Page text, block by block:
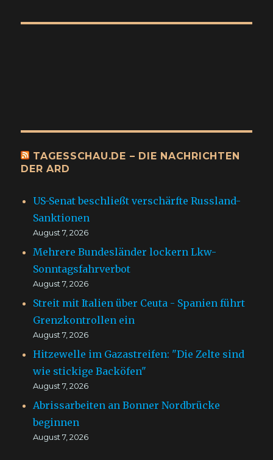
TAGESSCHAU.DE – DIE NACHRICHTEN
DER ARD
US-Senat beschließt verschärfte Russland-
Sanktionen
August 7, 2026
Mehrere Bundesländer lockern Lkw-
Sonntagsfahrverbot
August 7, 2026
Streit mit Italien über Ceuta - Spanien führt
Grenzkontrollen ein
August 7, 2026
Hitzewelle im Gazastreifen: "Die Zelte sind
wie stickige Backöfen"
August 7, 2026
Abrissarbeiten an Bonner Nordbrücke
beginnen
August 7, 2026